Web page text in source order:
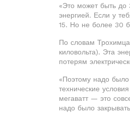
«Это может быть до
энергией. Если у
15. Но не более 30
По словам
киловольта). Эта
потерям
«Поэтому надо
технические
мегаватт — это
надо было